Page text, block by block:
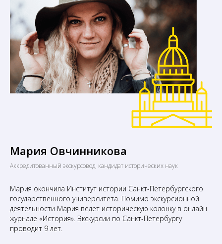
Мария Овчинникова
Аккредитованный экскурсовод, кандидат исторических наук
Мария окончила Институт истории Санкт-Петербургского
государственного университета. Помимо экскурсионной
деятельности Мария ведет историческую колонку в онлайн
журнале «История». Экскурсии по Санкт-Петербургу
проводит 9 лет.